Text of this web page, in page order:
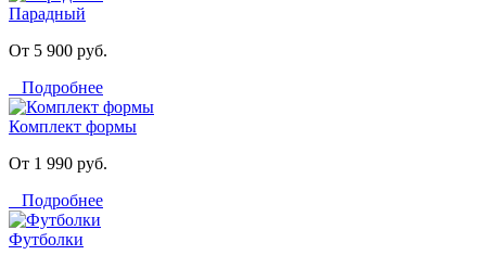
Парадный
От 5 900 руб.
Подробнее
Комплект формы
От 1 990 руб.
Подробнее
Футболки